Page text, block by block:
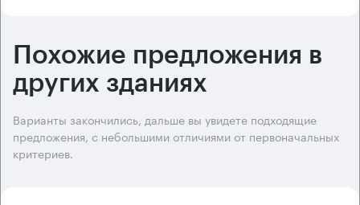
Похожие предложения в
других зданиях
Варианты закончились, дальше вы увидете подходящие
предложения, с небольшими отличиями от первоначальных
критериев.